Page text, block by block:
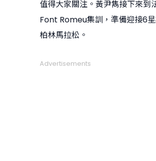
值得大家關注。黃尹雋接下來到
Font Romeu集訓，準備迎接6
柏林馬拉松。
Advertisements